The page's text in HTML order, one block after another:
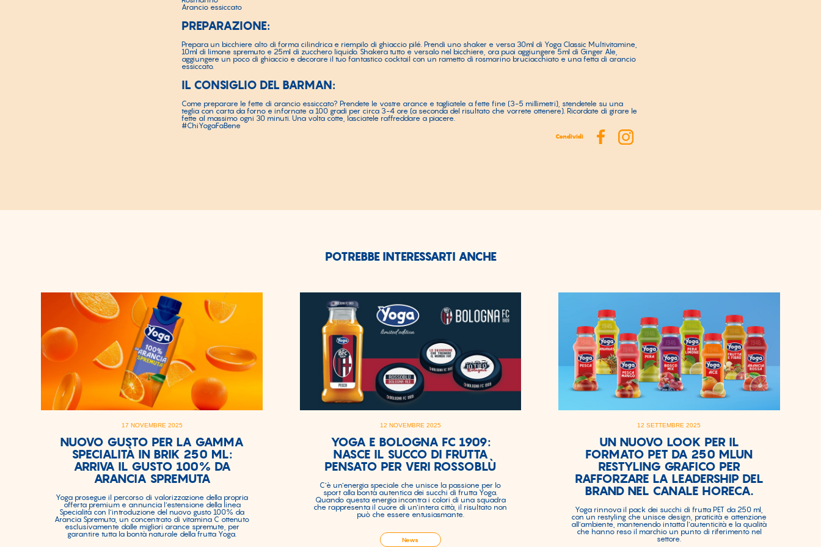
Arancio essiccato
PREPARAZIONE:
Prepara un bicchiere alto di forma cilindrica e riempilo di ghiaccio pilé. Prendi uno shaker e versa 30ml di Yoga Classic Multivitamine,
10ml di limone spremuto e 25ml di zucchero liquido. Shakera tutto e versalo nel bicchiere, ora puoi aggiungere 5ml di Ginger Ale,
aggiungere un poco di ghiaccio e decorare il tuo fantastico cocktail con un rametto di rosmarino bruciacchiato e una fetta di arancio
essiccato.
IL CONSIGLIO DEL BARMAN:
Come preparare le fette di arancio essiccato? Prendete le vostre arance e tagliatele a fette fine (3-5 millimetri), stendetele su una
teglia con carta da forno e infornate a 100 gradi per circa 3-4 ore (a seconda del risultato che vorrete ottenere). Ricordate di girare le
fette al massimo ogni 30 minuti. Una volta cotte, lasciatele raffreddare a piacere.
#ChiYogaFaBene
Condividi
POTREBBE INTERESSARTI ANCHE
17 NOVEMBRE 2025
NUOVO GUSTO PER LA GAMMA
SPECIALITÀ IN BRIK 250 ML:
ARRIVA IL GUSTO 100% DA
ARANCIA SPREMUTA
Yoga prosegue il percorso di valorizzazione della propria
offerta premium e annuncia l’estensione della linea
Specialità con l’introduzione del nuovo gusto 100% da
Arancia Spremuta, un concentrato di vitamina C ottenuto
esclusivamente dalle migliori arance spremute, per
garantire tutta la bontà naturale della frutta Yoga.
12 NOVEMBRE 2025
YOGA E BOLOGNA FC 1909:
NASCE IL SUCCO DI FRUTTA
PENSATO PER VERI ROSSOBLÙ
C’è un’energia speciale che unisce la passione per lo
sport alla bontà autentica dei succhi di frutta Yoga.
Quando questa energia incontra i colori di una squadra
che rappresenta il cuore di un’intera città, il risultato non
può che essere entusiasmante.
News
12 SETTEMBRE 2025
UN NUOVO LOOK PER IL
FORMATO PET DA 250 MLUN
RESTYLING GRAFICO PER
RAFFORZARE LA LEADERSHIP DEL
BRAND NEL CANALE HORECA.
Yoga rinnova il pack dei succhi di frutta PET da 250 ml,
con un restyling che unisce design, praticità e attenzione
all’ambiente, mantenendo intatta l’autenticità e la qualità
che hanno reso il marchio un punto di riferimento nel
settore.